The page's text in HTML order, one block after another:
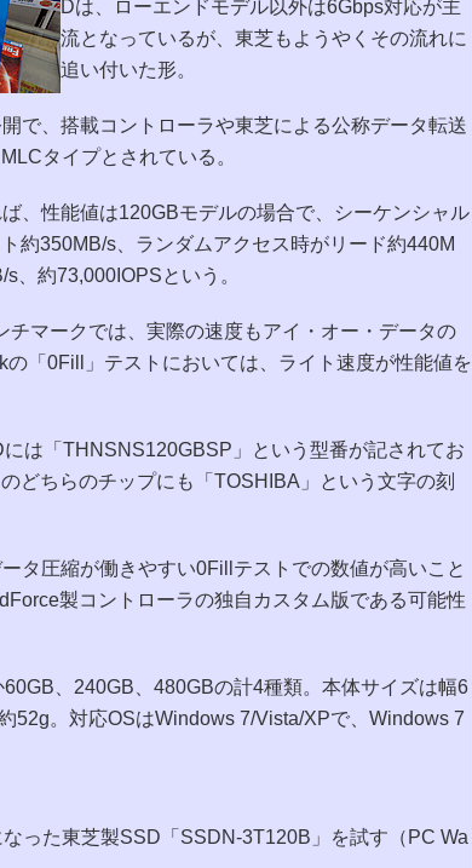
Dは、ローエンドモデル以外は6Gbps対応が主
流となっているが、東芝もようやくその流れに
追い付いた形。
で、搭載コントローラや東芝による公称データ転送
タイプとされている。
、性能値は120GBモデルの場合で、シーケンシャル
約350MB/s、ランダムアクセス時がリード約440M
、約73,000IOPSという。
マークでは、実際の速度もアイ・オー・データの
「0Fill」テストにおいては、ライト速度が性能値を
は「THNSNS120GBSP」という型番が記されてお
どちらのチップにも「TOSHIBA」という文字の刻
タ圧縮が働きやすい0Fillテストでの数値が高いこと
製コントローラの独自カスタム版である可能性
、240GB、480GBの計4種類。本体サイズは幅6
52g。対応OSはWindows 7/Vista/XPで、Windows 7
なった東芝製SSD「SSDN-3T120B」を試す（PC Wa